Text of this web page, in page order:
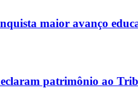
maior avanço
patrimônio ao